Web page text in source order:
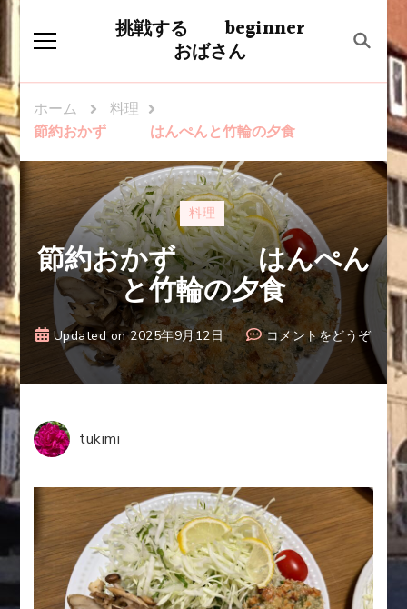
挑戦する beginner
おばさん
ホーム
料理
節約おかず はんぺんと竹輪の夕食
料理
節約おかず はんぺん
と竹輪の夕食
Updated on2025年9月12日 コメントをどうぞ(節
約
お
ぺ
輪
tukimi